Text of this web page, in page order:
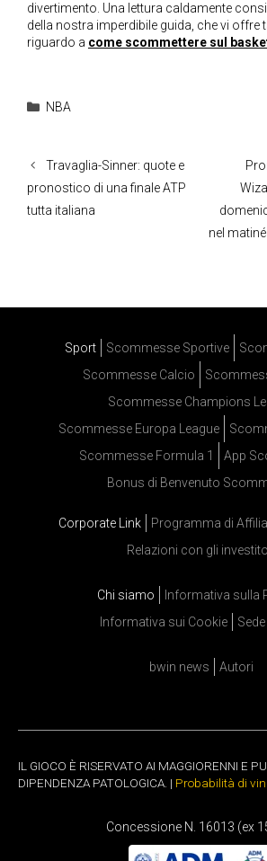
divertimento. Una lettura caldamente
della nostra imperdibile guida, che vi offre
riguardo a come scommettere sul
Categorie
NBA
Travaglia-Sinner: quote e
pronostico di una finale ATP
tutta italiana
nel
Sport Scommesse Sportive
Scommesse Calcio
Scommesse Champions
Scommesse Europa League
Scommesse Formula 1
App
Bonus di Benvenuto
Corporate Link Programma di
Relazioni con gli
Chi siamo
Informativa sulla
Informativa sui Cookie
bwin news Autori
IL GIOCO È RISERVATO AI MAGGIORENNI E
DIPENDENZA PATOLOGICA. | Probabilità di
Concessione N. 16013 (ex